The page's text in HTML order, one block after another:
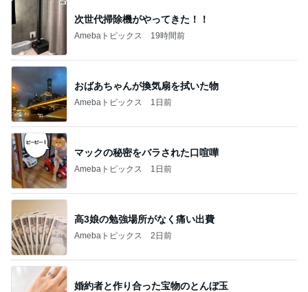
次世代掃除機がやってきた！！
Amebaトピックス 19時間前
おばあちゃんが換気扇を拭いた物
Amebaトピックス 1日前
マックの秘密をバラされた口喧嘩
Amebaトピックス 1日前
高3娘の勉強場所がなく痛い出費
Amebaトピックス 2日前
婚約者と作り合った宝物のとんぼ玉